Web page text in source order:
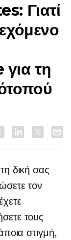
Γιατί
τη
δική σας
τον
τους
στιγμή,